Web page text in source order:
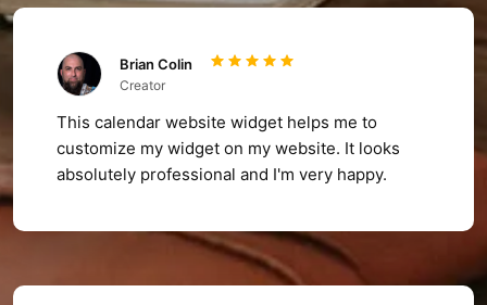
Brian Colin
Creator
This calendar website widget helps me to
customize my widget on my website. It looks
absolutely professional and I'm very happy.